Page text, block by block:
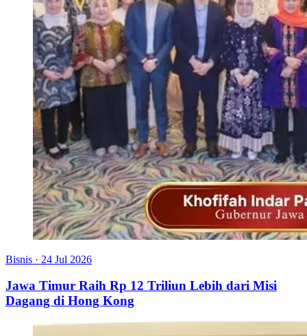
Bisnis · 24 Jul 2026
Jawa Timur Raih Rp 12 Triliun Lebih dari Misi
Dagang di Hong Kong